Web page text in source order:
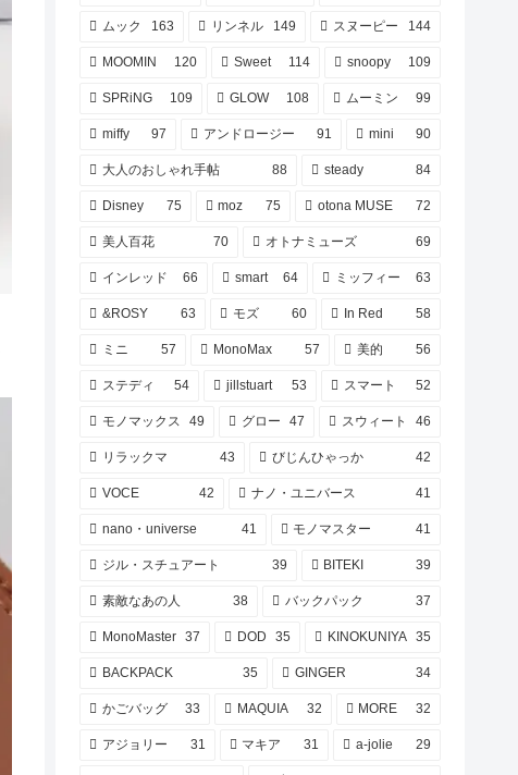
ムック 163 リンネル 149 スヌーピー 144
MOOMIN 120 Sweet 114 snoopy 109
SPRiNG 109 GLOW 108 ムーミン 99
miffy 97 アンドロージー 91 mini 90
大人のおしゃれ手帖 88 steady 84
Disney 75 moz 75 otona MUSE 72
美人百花 70 オトナミューズ 69
インレッド 66 smart 64 ミッフィー 63
&ROSY 63 モズ 60 In Red 58
ミニ 57 MonoMax 57 美的 56
ステディ 54 jillstuart 53 スマート 52
モノマックス 49 グロー 47 スウィート 46
リラックマ 43 びじんひゃっか 42
VOCE 42 ナノ・ユニバース 41
nano・universe 41 モノマスター 41
ジル・スチュアート 39 BITEKI 39
素敵なあの人 38 バックパック 37
MonoMaster 37 DOD 35 KINOKUNIYA 35
BACKPACK 35 GINGER 34
かごバッグ 33 MAQUIA 32 MORE 32
アジョリー 31 マキア 31 a-jolie 29